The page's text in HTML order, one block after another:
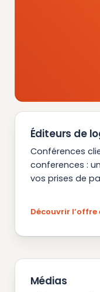
Éditeurs de
Conférences
conferences :
vos prises de
Découvrir
Médias